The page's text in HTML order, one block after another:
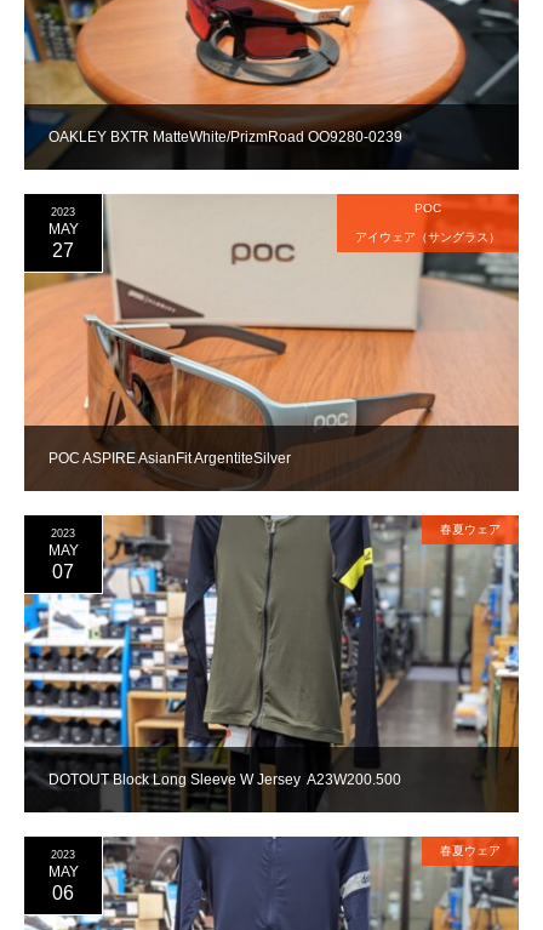
OAKLEY BXTR MatteWhite/PrizmRoad OO9280-0239
POC ASPIRE AsianFit ArgentiteSilver
2023
MAY
27
POC
アイウェア（サングラス）
DOTOUT Block Long Sleeve W Jersey A23W200.500
2023
MAY
07
春夏ウェア
2023
MAY
06
春夏ウェア